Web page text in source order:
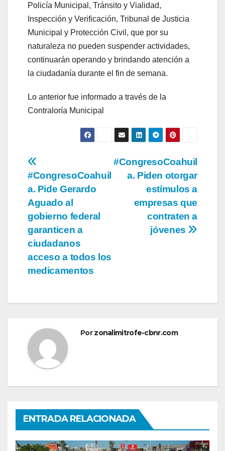
Policía Municipal, Tránsito y Vialidad,
Inspección y Verificación, Tribunal de Justicia
Municipal y Protección Civil, que por su
naturaleza no pueden suspender actividades,
continuarán operando y brindando atención a
la ciudadanía durante el fin de semana.
Lo anterior fue informado a través de la
Contraloría Municipal
Navegación
de
entradas
#CongresoCoahuil
a. Piden otorgar
estímulos a
empresas que
contraten a
jóvenes
#CongresoCoahuil
a. Pide Gerardo
Aguado al
gobierno federal
garanticen a
ciudadanos
acceso a todos los
medicamentos
Porzonalimitrofe-cbnr.com
ENTRADA RELACIONADA